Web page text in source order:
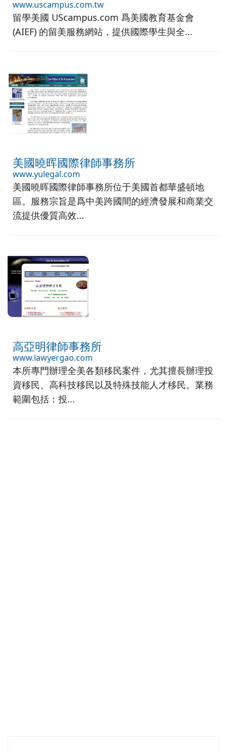
www.uscampus.com.tw
留學美國 UScampus.com 爲美國教育基金會
(AIEF) 的留美服務網站，提供國際學生與全...
美國曉晖國際律師事務所
www.yulegal.com
美國曉晖國際律師事務所位于美國首都華盛頓地
區。服務宗旨是爲中美跨國間的經濟發展和商業交
流提供優質高效...
高亞明律師事務所
www.lawyergao.com
本所專門辦理全美各類移民案件，尤其擅長辦理投
資移民、高科技移民以及特殊技能人才移民。業務
範圍包括：投...